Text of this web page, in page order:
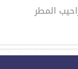
المطر